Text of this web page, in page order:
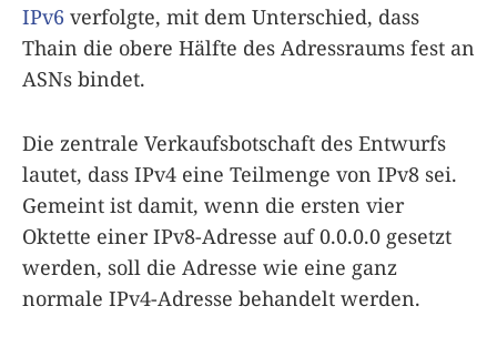
IPv6 verfolgte, mit dem Unterschied, dass
Thain die obere Hälfte des Adressraums fest an
ASNs bindet.
Die zentrale Verkaufsbotschaft des Entwurfs
lautet, dass IPv4 eine Teilmenge von IPv8 sei.
Gemeint ist damit, wenn die ersten vier
Oktette einer IPv8-Adresse auf 0.0.0.0 gesetzt
werden, soll die Adresse wie eine ganz
normale IPv4-Adresse behandelt werden.